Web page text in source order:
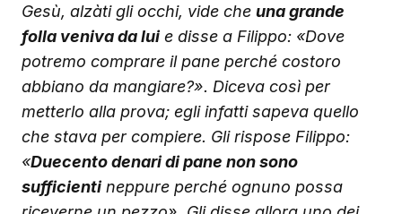
Gesù, alzàti gli occhi, vide che una grande
folla veniva da lui e disse a Filippo: «Dove
potremo comprare il pane perché costoro
abbiano da mangiare?». Diceva così per
metterlo alla prova; egli infatti sapeva quello
che stava per compiere. Gli rispose Filippo:
«Duecento denari di pane non sono
sufficienti neppure perché ognuno possa